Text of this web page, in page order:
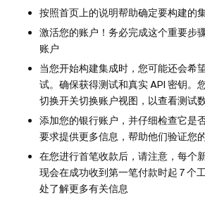
按照首页上的说明帮助确定要构建的
激活您的账户！务必完成这个重要步
账户
当您开始构建集成时，您可能还会希
试。确保获得测试和真实 API 密钥。
切换开关切换账户视图，以查看测试
添加您的银行账户，并仔细检查它是
要求提供更多信息，帮助他们验证您
在您进行首笔收款后，请注意，每个
现会在成功收到第一笔付款时起 7 个
处了解更多有关信息